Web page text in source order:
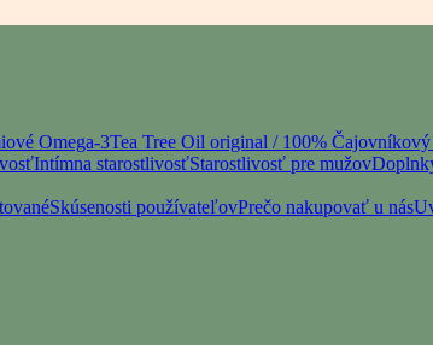
Omega-3Tea Tree Oil original / 100%
Intímna starostlivosťStarostlivosť pre mužov
Skúsenosti používateľovPrečo nakupovať u nás